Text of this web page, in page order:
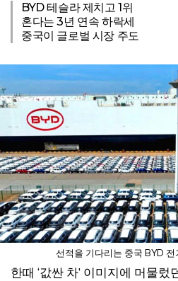
BYD 테슬라 제치고 1위
혼다는 3년 연속 하락세
중국이 글로벌 시장 주도
선적을 기다리는 중국 BYD
한때 ‘값싼 차’ 이미지에 머물